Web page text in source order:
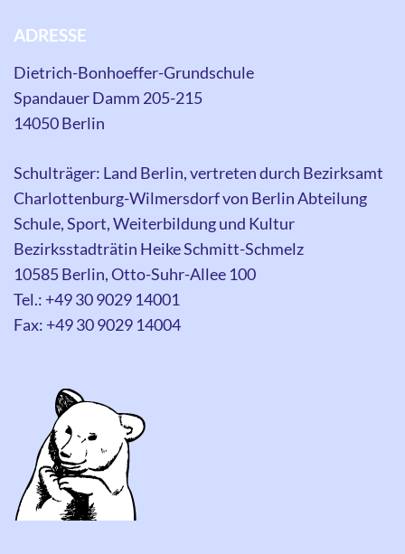
ADRESSE
Dietrich-Bonhoeffer-Grundschule
Spandauer Damm 205-215
14050 Berlin
Schulträger: Land Berlin, vertreten durch Bezirksamt
Charlottenburg-Wilmersdorf von Berlin Abteilung
Schule, Sport, Weiterbildung und Kultur
Bezirksstadträtin Heike Schmitt-Schmelz
10585 Berlin, Otto-Suhr-Allee 100
Tel.: +49 30 9029 14001
Fax: +49 30 9029 14004